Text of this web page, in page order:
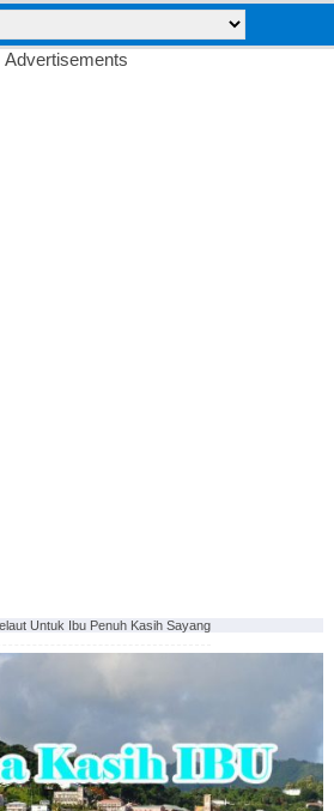
Advertisements
Untuk Ibu Penuh Kasih Sayang